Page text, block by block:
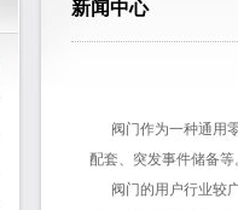
新闻中心
阀门作为一种通用零
配套、突发事件储备等
阀门的用户行业较广